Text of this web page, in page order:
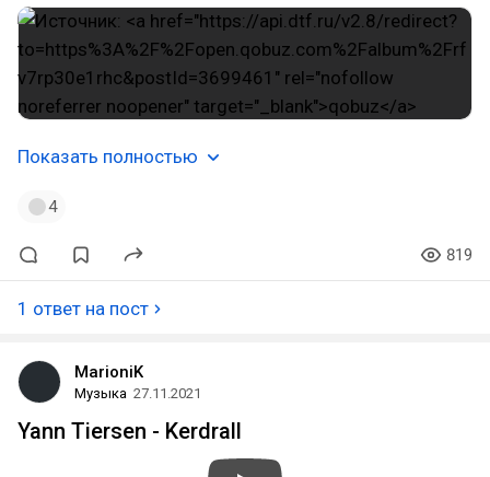
Показать полностью
4
819
1 ответ на пост
MarioniK
Музыка 27.11.2021
Yann Tiersen - Kerdrall